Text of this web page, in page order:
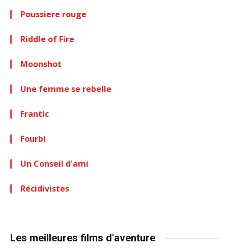
Poussiere rouge
Riddle of Fire
Moonshot
Une femme se rebelle
Frantic
Fourbi
Un Conseil d'ami
Récidivistes
Les meilleures films d'aventure